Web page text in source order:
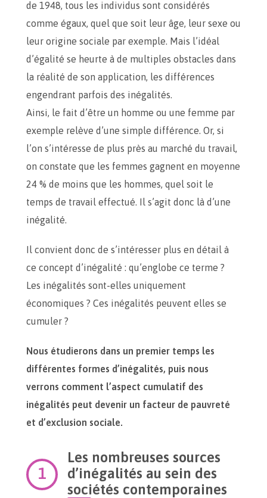
de 1948, tous les individus sont considérés
comme égaux, quel que soit leur âge, leur sexe ou
leur origine sociale par exemple. Mais l’idéal
d’égalité se heurte à de multiples obstacles dans
la réalité de son application, les différences
engendrant parfois des inégalités.
Ainsi, le fait d’être un homme ou une femme par
exemple relève d’une simple différence. Or, si
l’on s’intéresse de plus près au marché du travail,
on constate que les femmes gagnent en moyenne
24 % de moins que les hommes, quel soit le
temps de travail effectué. Il s’agit donc là d’une
inégalité.
Il convient donc de s’intéresser plus en détail à
ce concept d’inégalité : qu’englobe ce terme ?
Les inégalités sont-elles uniquement
économiques ? Ces inégalités peuvent elles se
cumuler ?
Nous étudierons dans un premier temps les
différentes formes d’inégalités, puis nous
verrons comment l’aspect cumulatif des
inégalités peut devenir un facteur de pauvreté
et d’exclusion sociale.
Les nombreuses sources
d’inégalités au sein des
sociétés contemporaines